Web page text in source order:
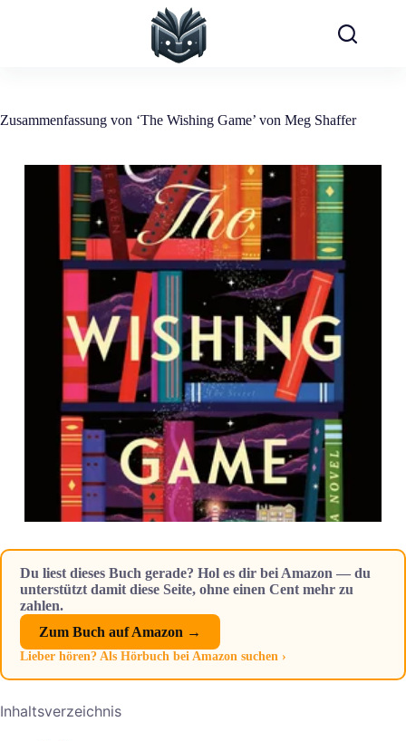
Zusammenfassung von ‘The Wishing Game’ von Meg Shaffer
Du liest dieses Buch gerade? Hol es dir bei Amazon — du
unterstützt damit diese Seite, ohne einen Cent mehr zu
zahlen.
Zum Buch auf Amazon →
Lieber hören? Als Hörbuch bei Amazon suchen ›
Inhaltsverzeichnis